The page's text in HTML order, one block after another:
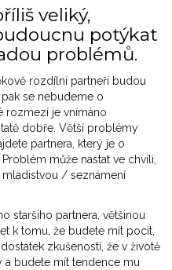
veliký,
potýkat
problémů.
rozdílní partneři budou
se nebudeme o
rozmezí je vnímáno
dobře. Větší problémy
partnera, který je o
může nastat ve chvíli,
mladistvou / seznámení
staršího partnera, většinou
k tomu, že budete mít pocit,
zkušeností, že v životě
a budete mít tendence mu